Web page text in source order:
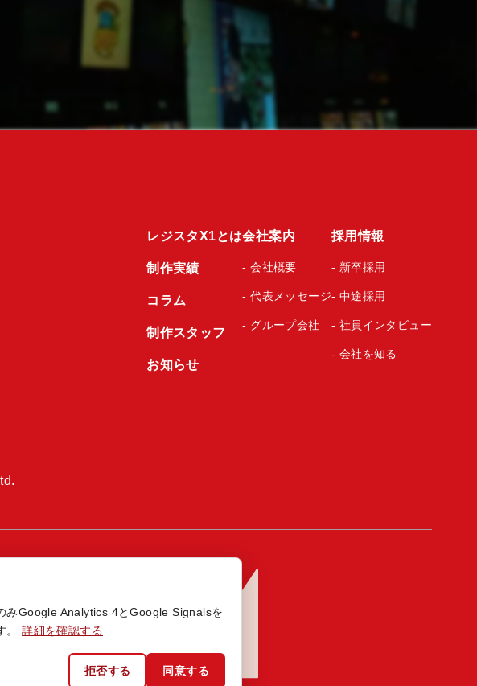
レジスタX1とは
制作実績
コラム
制作スタッフ
お知らせ
会社案内
- 会社概要
- 代表メッセージ
- グループ会社
採用情報
- 新卒採用
- 中途採用
- 社員インタビュー
- 会社を知る
みGoogle Analytics 4とGoogle Signalsを
。詳細を確認する
拒否する 同意する